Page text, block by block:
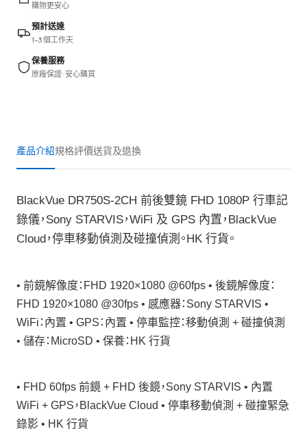
購物更安心
預計送達
1–3 個工作天
保養服務
原廠保證 · 安心購買
產品介紹規格評價送貨及退換
BlackVue DR750S-2CH 前後雙鏡 FHD 1080P 行車記
錄儀，Sony STARVIS，WiFi 及 GPS 內置，BlackVue
Cloud，停車移動偵測及碰撞偵測。HK 行貨。
• 前鏡解像度：FHD 1920×1080 @60fps • 後鏡解像度：
FHD 1920×1080 @30fps • 感應器：Sony STARVIS •
WiFi：內置 • GPS：內置 • 停車監控：移動偵測 + 碰撞偵測
• 儲存：MicroSD • 保養：HK 行貨
• FHD 60fps 前鏡 + FHD 後鏡，Sony STARVIS • 內置
WiFi + GPS，BlackVue Cloud • 停車移動偵測 + 碰撞緊急
錄影 • HK 行貨